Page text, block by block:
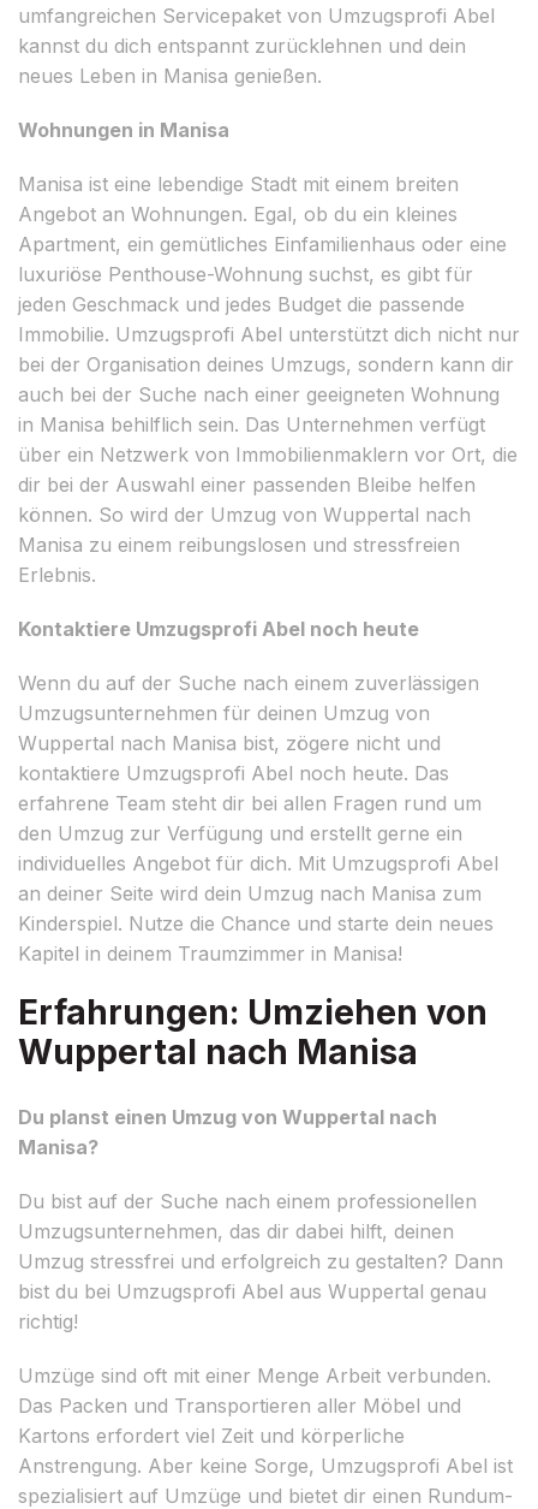
umfangreichen Servicepaket von Umzugsprofi Abel
kannst du dich entspannt zurücklehnen und dein
neues Leben in Manisa genießen.
Wohnungen in Manisa
Manisa ist eine lebendige Stadt mit einem breiten
Angebot an Wohnungen. Egal, ob du ein kleines
Apartment, ein gemütliches Einfamilienhaus oder eine
luxuriöse Penthouse-Wohnung suchst, es gibt für
jeden Geschmack und jedes Budget die passende
Immobilie. Umzugsprofi Abel unterstützt dich nicht nur
bei der Organisation deines Umzugs, sondern kann dir
auch bei der Suche nach einer geeigneten Wohnung
in Manisa behilflich sein. Das Unternehmen verfügt
über ein Netzwerk von Immobilienmaklern vor Ort, die
dir bei der Auswahl einer passenden Bleibe helfen
können. So wird der Umzug von Wuppertal nach
Manisa zu einem reibungslosen und stressfreien
Erlebnis.
Kontaktiere Umzugsprofi Abel noch heute
Wenn du auf der Suche nach einem zuverlässigen
Umzugsunternehmen für deinen Umzug von
Wuppertal nach Manisa bist, zögere nicht und
kontaktiere Umzugsprofi Abel noch heute. Das
erfahrene Team steht dir bei allen Fragen rund um
den Umzug zur Verfügung und erstellt gerne ein
individuelles Angebot für dich. Mit Umzugsprofi Abel
an deiner Seite wird dein Umzug nach Manisa zum
Kinderspiel. Nutze die Chance und starte dein neues
Kapitel in deinem Traumzimmer in Manisa!
Erfahrungen: Umziehen von
Wuppertal nach Manisa
Du planst einen Umzug von Wuppertal nach
Manisa?
Du bist auf der Suche nach einem professionellen
Umzugsunternehmen, das dir dabei hilft, deinen
Umzug stressfrei und erfolgreich zu gestalten? Dann
bist du bei Umzugsprofi Abel aus Wuppertal genau
richtig!
Umzüge sind oft mit einer Menge Arbeit verbunden.
Das Packen und Transportieren aller Möbel und
Kartons erfordert viel Zeit und körperliche
Anstrengung. Aber keine Sorge, Umzugsprofi Abel ist
spezialisiert auf Umzüge und bietet dir einen Rundum-